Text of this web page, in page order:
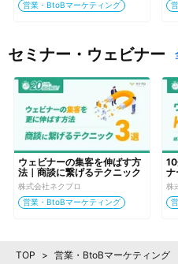
営業・BtoBマーケティング
セミナー・ウェビナー
ウェビナーの集客を伸ばす方
法｜商談に繋げるテクニック
3選
株式会社ネクプロ
営業・BtoBマーケティング
ナ
株
TOP > 営業・BtoBマーケティング